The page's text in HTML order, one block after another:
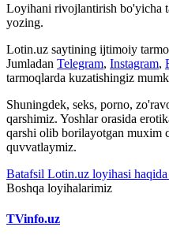
Loyihani rivojlantirish bo'yicha
yozing.
Lotin.uz saytining ijtimoiy
Jumladan Telegram, Instagram,
tarmoqlarda kuzatishingiz
Shuningdek, seks, porno,
qarshimiz. Yoshlar orasida
qarshi olib borilayotgan muxim
quvvatlaymiz.
Batafsil Lotin.uz loyihasi
Boshqa loyihalarimiz
TVinfo.uz